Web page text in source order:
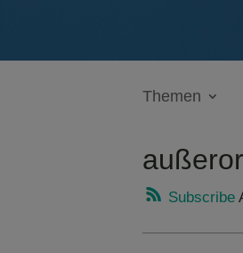
Themen
Subscribe